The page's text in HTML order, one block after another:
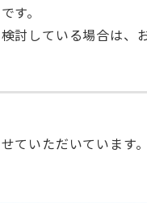
す。
討している場合は、
ていただいています。